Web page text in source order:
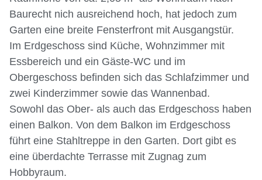
Baurecht nich ausreichend hoch, hat jedoch zum
Garten eine breite Fensterfront mit Ausgangstür.
Im Erdgeschoss sind Küche, Wohnzimmer mit
Essbereich und ein Gäste-WC und im
Obergeschoss befinden sich das Schlafzimmer und
zwei Kinderzimmer sowie das Wannenbad.
Sowohl das Ober- als auch das Erdgeschoss haben
einen Balkon. Von dem Balkon im Erdgeschoss
führt eine Stahltreppe in den Garten. Dort gibt es
eine überdachte Terrasse mit Zugnag zum
Hobbyraum.